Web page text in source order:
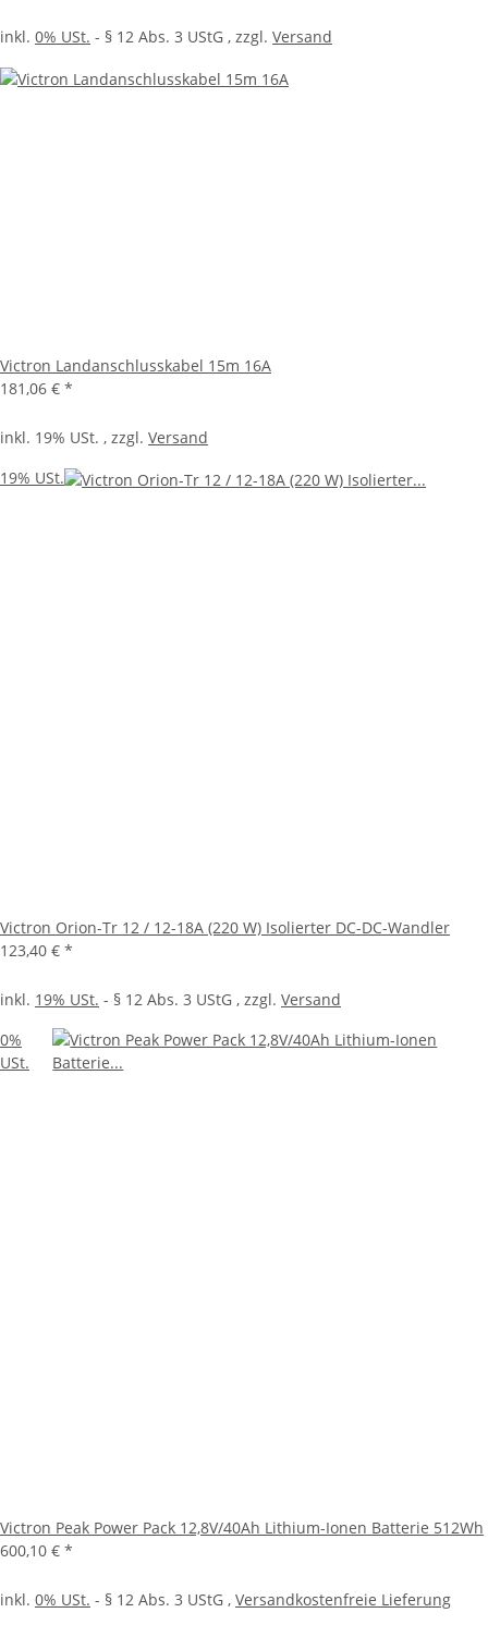
inkl. 0% USt. - § 12 Abs. 3 UStG , zzgl. Versand
Victron Landanschlusskabel 15m 16A
181,06 € *
inkl. 19% USt. , zzgl. Versand
19% USt.
Victron Orion-Tr 12 / 12-18A (220 W) Isolierter DC-DC-Wandler
123,40 € *
inkl. 19% USt. - § 12 Abs. 3 UStG , zzgl. Versand
0%
USt.
Victron Peak Power Pack 12,8V/40Ah Lithium-Ionen Batterie 512Wh
600,10 € *
inkl. 0% USt. - § 12 Abs. 3 UStG , Versandkostenfreie Lieferung